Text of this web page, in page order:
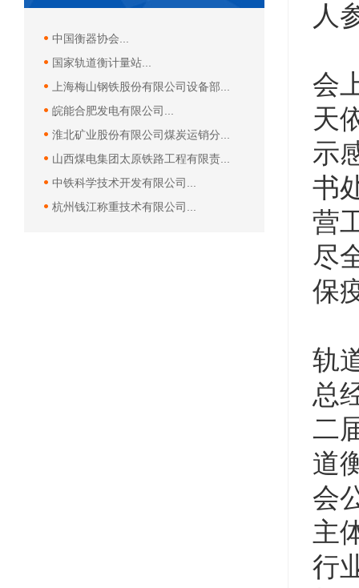
中国衡器协会...
国家轨道衡计量站...
上海梅山钢铁股份有限公司设备部...
皖能合肥发电有限公司...
淮北矿业股份有限公司煤炭运销分...
山西煤电集团太原铁路工程有限责...
中铁科学技术开发有限公司...
杭州钱江称重技术有限公司...
人
会
天
示
书
营
尽
保
轨
总
二
道
会
主
行